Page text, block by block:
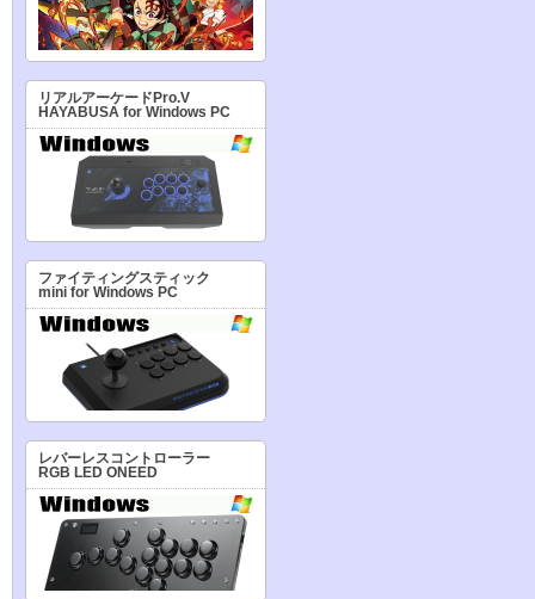
リアルアーケードPro.V
HAYABUSA for Windows PC
ファイティングスティック
mini for Windows PC
レバーレスコントローラー
RGB LED ONEED